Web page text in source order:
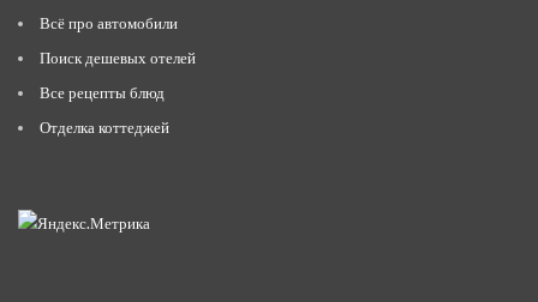
Всё про автомобили
Поиск дешевых отелей
Все рецепты блюд
Отделка коттеджей